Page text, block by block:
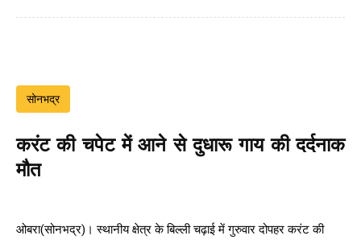
सोनभद्र
करंट की चपेट में आने से दुधारू गाय की दर्दनाक
मौत
ओबरा(सोनभद्र)। स्थानीय क्षेत्र के बिल्ली चढ़ाई में गुरुवार दोपहर करंट की